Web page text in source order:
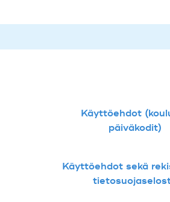
Käyttöehdot
päiväkodit)
Käyttöehdot sekä